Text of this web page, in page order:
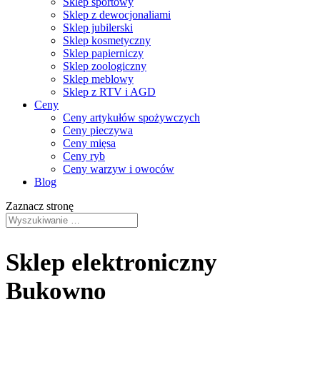
Sklep z dewocjonaliami
Sklep jubilerski
Sklep kosmetyczny
Sklep papierniczy
Sklep zoologiczny
Sklep meblowy
Sklep z RTV i AGD
Ceny
Ceny artykułów spożywczych
Ceny pieczywa
Ceny mięsa
Ceny ryb
Ceny warzyw i owoców
Blog
Zaznacz stronę
Sklep elektroniczny
Bukowno